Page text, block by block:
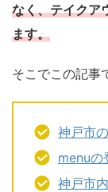
なく、テイクア
ます。
そこでこの記事
神戸市
menuの
神戸市